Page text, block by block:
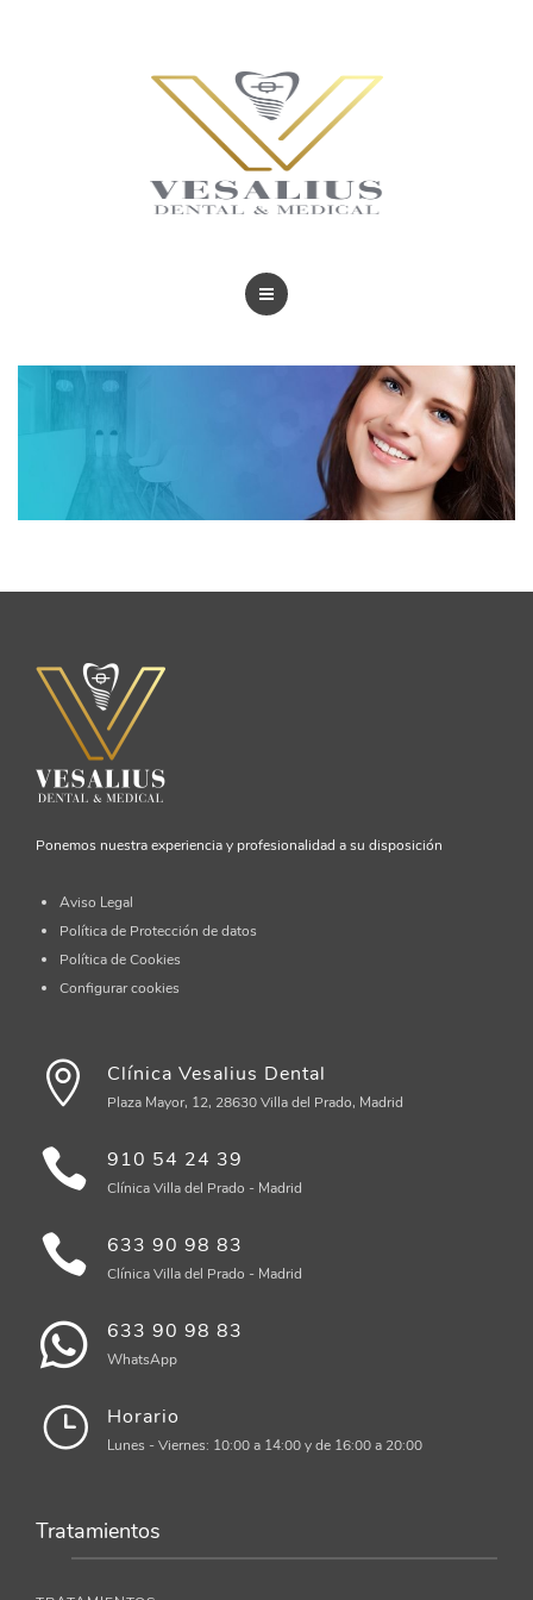
REVISTAS
Ponemos nuestra experiencia y profesionalidad a su disposición
Aviso Legal
Política de Protección de datos
Política de Cookies
Configurar cookies
Clínica Vesalius Dental
Plaza Mayor, 12, 28630 Villa del Prado, Madrid
910 54 24 39
Clínica Villa del Prado - Madrid
633 90 98 83
Clínica Villa del Prado - Madrid
633 90 98 83
WhatsApp
Horario
Lunes - Viernes: 10:00 a 14:00 y de 16:00 a 20:00
Tratamientos